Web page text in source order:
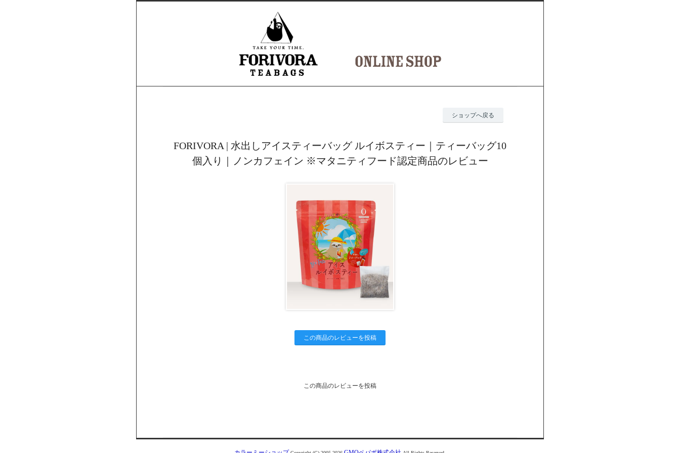
ショップへ戻る
FORIVORA | 水出しアイスティーバッグ ルイボスティー｜ティーバッグ10
個入り｜ノンカフェイン ※マタニティフード認定商品のレビュー
この商品のレビューを投稿
この商品のレビューを投稿